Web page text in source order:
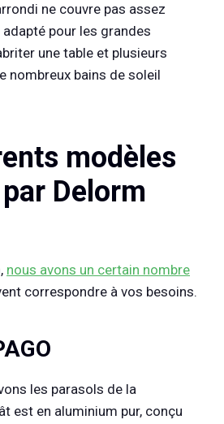
ne couvre pas assez
adapté pour les grandes
une table et plusieurs
nombreux bains de soleil
modèles
Delorm
nous avons un certain nombre
correspondre à vos besoins.
les parasols de la
est en aluminium pur, conçu